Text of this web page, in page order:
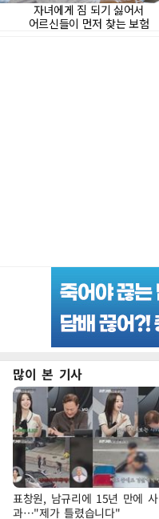
많이 본 기사
표창원, 남규리에 15년 만에 사
과…"제가 틀렸습니다"